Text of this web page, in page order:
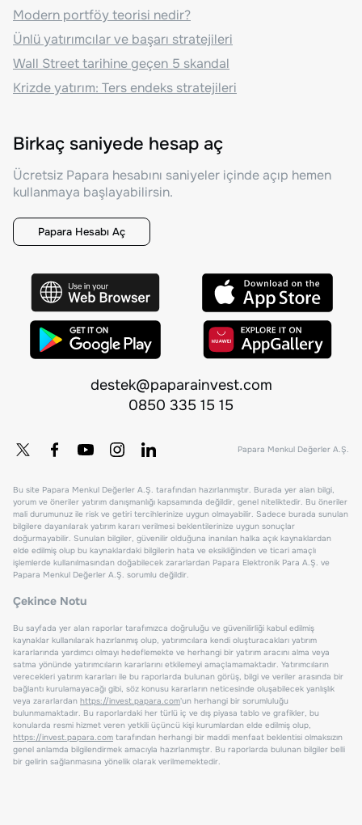
Modern portföy teorisi nedir?
Ünlü yatırımcılar ve başarı stratejileri
Wall Street tarihine geçen 5 skandal
Krizde yatırım: Ters endeks stratejileri
Birkaç saniyede hesap aç
Ücretsiz Papara hesabını saniyeler içinde açıp hemen
kullanmaya başlayabilirsin.
Papara Hesabı Aç
destek@paparainvest.com
0850 335 15 15
Papara Menkul Değerler A.Ş.
Bu site Papara Menkul Değerler A.Ş. tarafından hazırlanmıştır. Burada yer alan bilgi,
yorum ve öneriler yatırım danışmanlığı kapsamında değildir, genel niteliktedir. Bu öneriler
mali durumunuz ile risk ve getiri tercihlerinize uygun olmayabilir. Sadece burada sunulan
bilgilere dayanılarak yatırım kararı verilmesi beklentilerinize uygun sonuçlar
doğurmayabilir. Sunulan bilgiler, güvenilir olduğuna inanılan halka açık kaynaklardan
elde edilmiş olup bu kaynaklardaki bilgilerin hata ve eksikliğinden ve ticari amaçlı
işlemlerde kullanılmasından doğabilecek zararlardan Papara Elektronik Para A.Ş. ve
Papara Menkul Değerler A.Ş. sorumlu değildir.
Çekince Notu
Bu sayfada yer alan raporlar tarafımızca doğruluğu ve güvenilirliği kabul edilmiş
kaynaklar kullanılarak hazırlanmış olup, yatırımcılara kendi oluşturacakları yatırım
kararlarında yardımcı olmayı hedeflemekte ve herhangi bir yatırım aracını alma veya
satma yönünde yatırımcıların kararlarını etkilemeyi amaçlamamaktadır. Yatırımcıların
verecekleri yatırım kararları ile bu raporlarda bulunan görüş, bilgi ve veriler arasında bir
bağlantı kurulamayacağı gibi, söz konusu kararların neticesinde oluşabilecek yanlışlık
veya zararlardan https://invest.papara.com'un herhangi bir sorumluluğu
bulunmamaktadır. Bu raporlardaki her türlü iç ve dış piyasa tablo ve grafikler, bu
konularda resmi hizmet veren yetkili üçüncü kişi kurumlardan elde edilmiş olup,
https://invest.papara.com tarafından herhangi bir maddi menfaat beklentisi olmaksızın
genel anlamda bilgilendirmek amacıyla hazırlanmıştır. Bu raporlarda bulunan bilgiler belli
bir gelirin sağlanmasına yönelik olarak verilmemektedir.